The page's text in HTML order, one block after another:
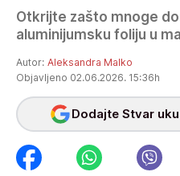
Otkrijte zašto mnoge
aluminijumsku foliju u
Autor: Aleksandra Malko
Objavljeno 02.06.2026. 15:36h
Dodajte Stvar